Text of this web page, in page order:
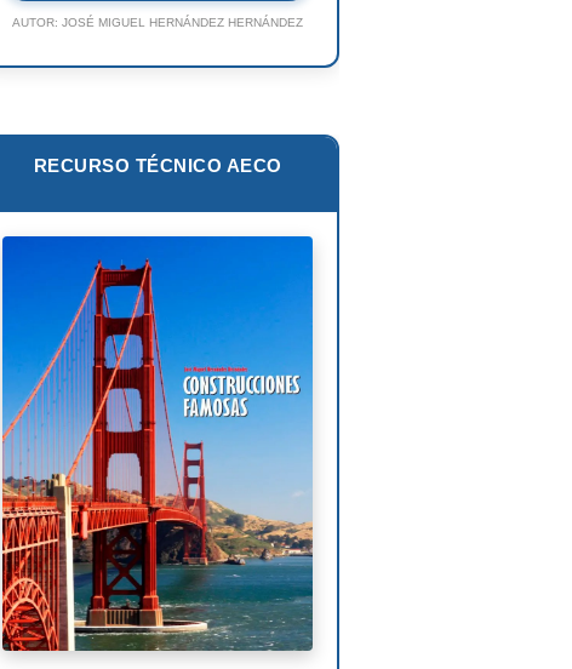
Oscar Niemeyer
Philip Johnson
Le Corbusier
William Pereira
Antoni Gaudí
Frank Lloyd Wright
Louis Sullivan
Miguel Ángel Buonarroti
AUTOR: JOSÉ MIGUEL HERNÁNDEZ HERNÁNDEZ
RECURSO TÉCNICO AECO